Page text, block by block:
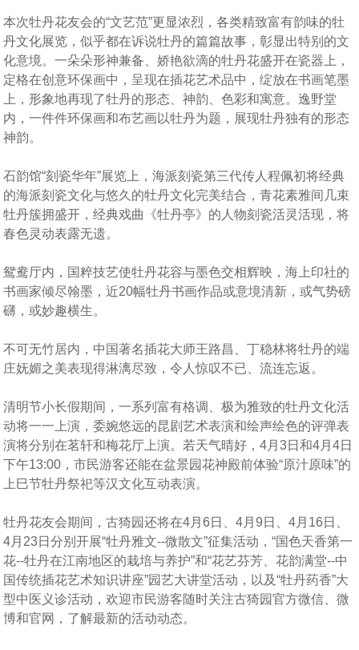
本次牡丹花友会的“文艺范”更显浓烈，各类精致富有韵味的牡
丹文化展览，似乎都在诉说牡丹的篇篇故事，彰显出特别的文
化意境。一朵朵形神兼备、娇艳欲滴的牡丹花盛开在瓷器上，
定格在创意环保画中，呈现在插花艺术品中，绽放在书画笔墨
上，形象地再现了牡丹的形态、神韵、色彩和寓意。逸野堂
内，一件件环保画和布艺画以牡丹为题，展现牡丹独有的形态
神韵。
石韵馆“刻瓷华年”展览上，海派刻瓷第三代传人程佩初将经典
的海派刻瓷文化与悠久的牡丹文化完美结合，青花素雅间几束
牡丹簇拥盛开，经典戏曲《牡丹亭》的人物刻瓷活灵活现，将
春色灵动表露无遗。
鸳鸯厅内，国粹技艺使牡丹花容与墨色交相辉映，海上印社的
书画家倾尽翰墨，近20幅牡丹书画作品或意境清新，或气势磅
礴，或妙趣横生。
不可无竹居内，中国著名插花大师王路昌、丁稳林将牡丹的端
庄妩媚之美表现得淋漓尽致，令人惊叹不已、流连忘返。
清明节小长假期间，一系列富有格调、极为雅致的牡丹文化活
动将一一上演，委婉悠远的昆剧艺术表演和绘声绘色的评弹表
演将分别在茗轩和梅花厅上演。若天气晴好，4月3日和4月4日
下午13:00，市民游客还能在盆景园花神殿前体验“原汁原味”的
上巳节牡丹祭祀等汉文化互动表演。
牡丹花友会期间，古猗园还将在4月6日、4月9日、4月16日、
4月23日分别开展“牡丹雅文--微散文”征集活动，“国色天香第一
花--牡丹在江南地区的栽培与养护”和“花艺芬芳、花韵满堂--中
国传统插花艺术知识讲座”园艺大讲堂活动，以及“牡丹药香”大
型中医义诊活动，欢迎市民游客随时关注古猗园官方微信、微
博和官网，了解最新的活动动态。